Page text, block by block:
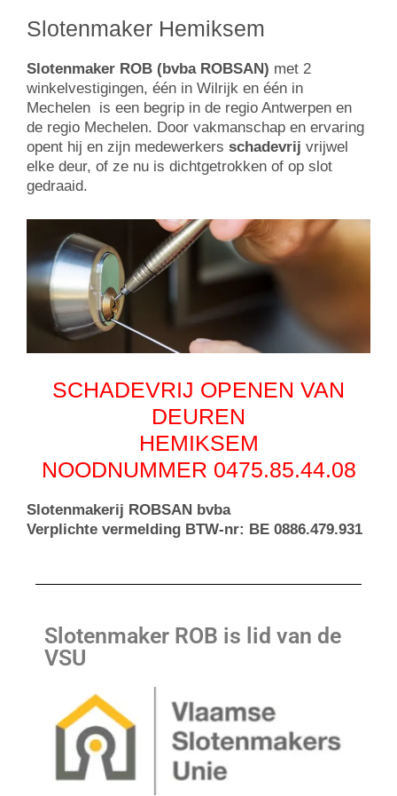
Slotenmaker Hemiksem
Slotenmaker ROB (bvba ROBSAN) met 2
winkelvestigingen, één in Wilrijk en één in
Mechelen is een begrip in de regio Antwerpen en
de regio Mechelen. Door vakmanschap en ervaring
opent hij en zijn medewerkers schadevrij vrijwel
elke deur, of ze nu is dichtgetrokken of op slot
gedraaid.
SCHADEVRIJ OPENEN VAN
DEUREN
HEMIKSEM
NOODNUMMER 0475.85.44.08
Slotenmakerij ROBSAN bvba
Verplichte vermelding BTW-nr: BE 0886.479.931
Slotenmaker ROB is lid van de
VSU